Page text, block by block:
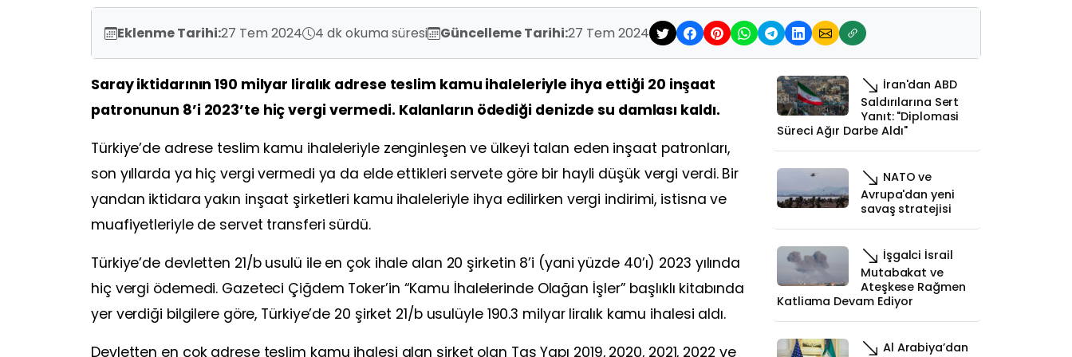
Eklenme Tarihi:27 Tem 2024 4 dk okuma süresi Güncelleme Tarihi:27 Tem 2024
Saray iktidarının 190 milyar liralık adrese teslim kamu ihaleleriyle ihya ettiği 20 inşaat
patronunun 8’i 2023’te hiç vergi vermedi. Kalanların ödediği denizde su damlası kaldı.
Türkiye’de adrese teslim kamu ihaleleriyle zenginleşen ve ülkeyi talan eden inşaat patronları,
son yıllarda ya hiç vergi vermedi ya da elde ettikleri servete göre bir hayli düşük vergi verdi. Bir
yandan iktidara yakın inşaat şirketleri kamu ihaleleriyle ihya edilirken vergi indirimi, istisna ve
muafiyetleriyle de servet transferi sürdü.
Türkiye’de devletten 21/b usulü ile en çok ihale alan 20 şirketin 8’i (yani yüzde 40’ı) 2023 yılında
hiç vergi ödemedi. Gazeteci Çiğdem Toker’in “Kamu İhalelerinde Olağan İşler” başlıklı kitabında
yer verdiği bilgilere göre, Türkiye’de 20 şirket 21/b usulüyle 190.3 milyar liralık kamu ihalesi aldı.
Devletten en çok adrese teslim kamu ihalesi alan şirket olan Taş Yapı 2019, 2020, 2021, 2022 ve
İran'dan ABD
Saldırılarına Sert
Yanıt: "Diplomasi
Süreci Ağır Darbe Aldı"
NATO ve
Avrupa'dan yeni
savaş stratejisi
İşgalci İsrail
Mutabakat ve
Ateşkese Rağmen
Katliama Devam Ediyor
Al Arabiya’dan